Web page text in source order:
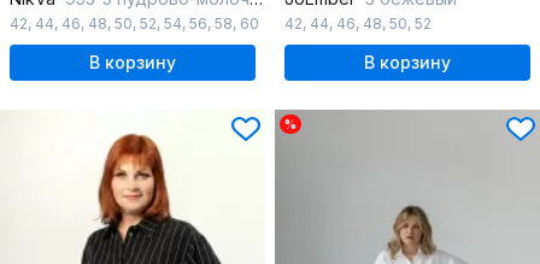
42, 44, 46, 48, 50, 52, 54, 56, 58, 60
В корзину
42, 44, 46, 48, 50, 52
В корзину
%